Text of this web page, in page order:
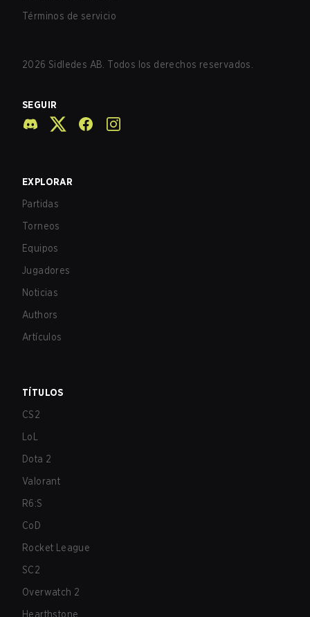
Términos de servicio
2026 Sidledes AB. Todos los derechos reservados.
SEGUIR
EXPLORAR
Partidas
Torneos
Equipos
Jugadores
Noticias
Authors
Artículos
TÍTULOS
CS2
LoL
Dota 2
Valorant
R6:S
CoD
Rocket League
SC2
Overwatch 2
Hearthstone